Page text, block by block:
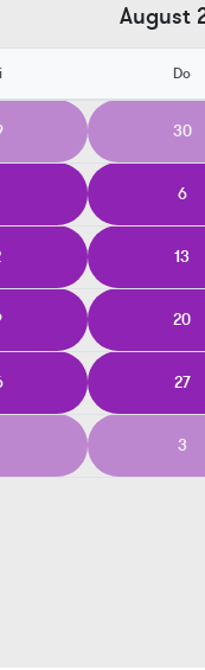
August
Do
30
6
13
20
27
3